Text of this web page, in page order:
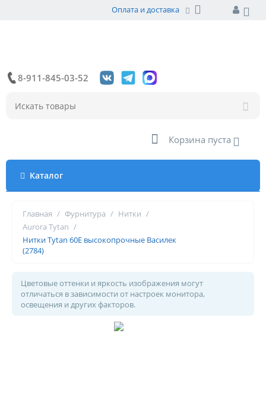
Оплата и доставка
8-911-845-03-52
Корзина пуста
Каталог
Главная / Фурнитура / Нитки /
Aurora Tytan /
Нитки Tytan 60Е высокопрочные Василек
(2784)
Цветовые оттенки и яркость изображения могут
отличаться в зависимости от настроек монитора,
освещения и других факторов.